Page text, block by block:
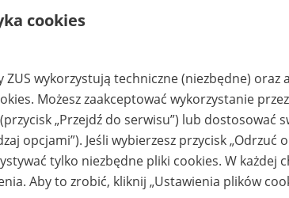
ZUS przez
kontynuowaniu
Aktywni 50+to
edukowania nt.
działań z obszaru
realizowanej przez
W ramach inicjatywy
cookies
ZUS wykorzystują techniczne (niezbędne) oraz
Możesz zaakceptować wykorzystanie
„Przejdź do serwisu”) lub dostosować
opcjami”). Jeśli wybierzesz przycisk „Odrzuć
tylko niezbędne pliki cookies. W każdej
Aby to zrobić, kliknij „Ustawienia plików